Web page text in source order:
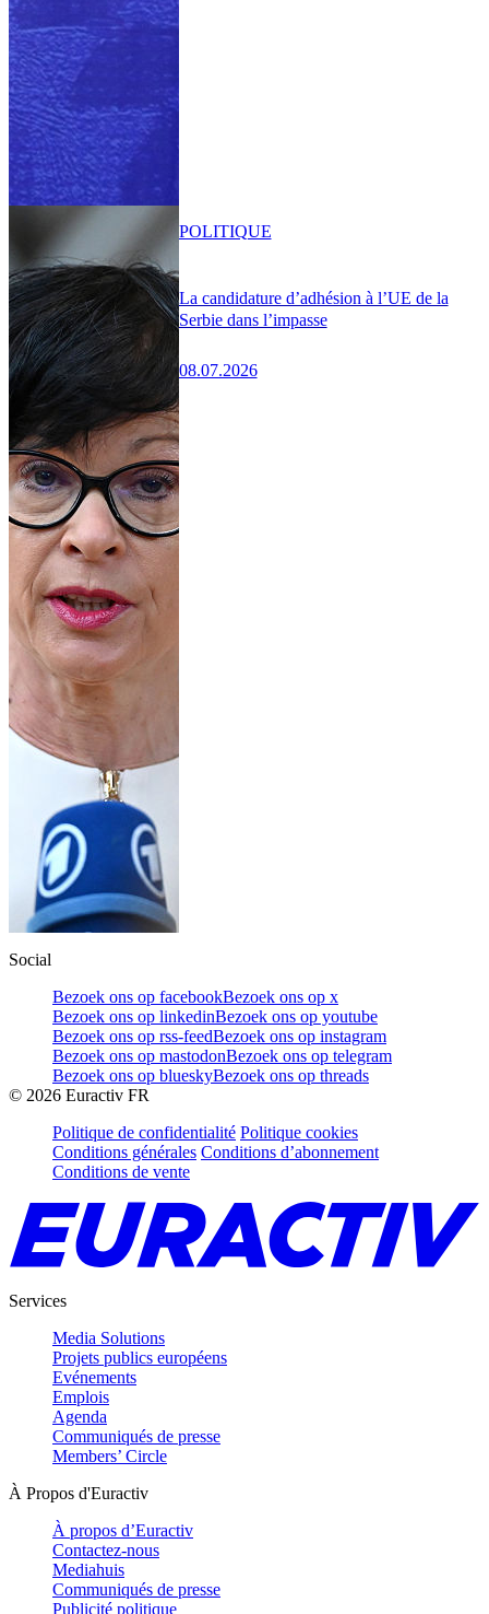
La candidature d’adhésion à l’UE de la
Serbie dans l’impasse
08.07.2026
POLITIQUE
Social
Bezoek ons op facebookBezoek ons op x
Bezoek ons op linkedinBezoek ons op youtube
Bezoek ons op rss-feedBezoek ons op instagram
Bezoek ons op mastodonBezoek ons op telegram
Bezoek ons op blueskyBezoek ons op threads
© 2026 Euractiv FR
Politique de confidentialité Politique cookies
Conditions générales Conditions d’abonnement
Conditions de vente
Services
Media Solutions
Projets publics européens
Evénements
Emplois
Agenda
Communiqués de presse
Members’ Circle
À Propos d'Euractiv
À propos d’Euractiv
Contactez-nous
Mediahuis
Communiqués de presse
Publicité politique